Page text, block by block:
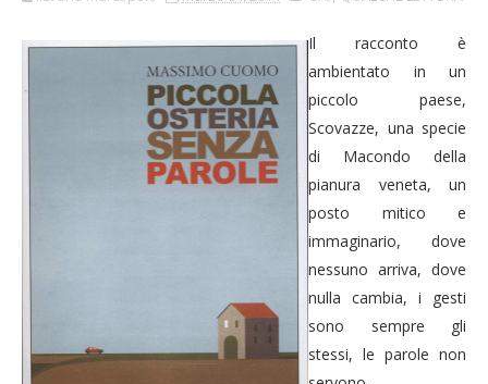
Il racconto è
ambientato in un
piccolo paese,
Scovazze, una specie
di Macondo della
pianura veneta, un
posto mitico e
immaginario, dove
nessuno arriva, dove
nulla cambia, i gesti
sono sempre gli
stessi, le parole non